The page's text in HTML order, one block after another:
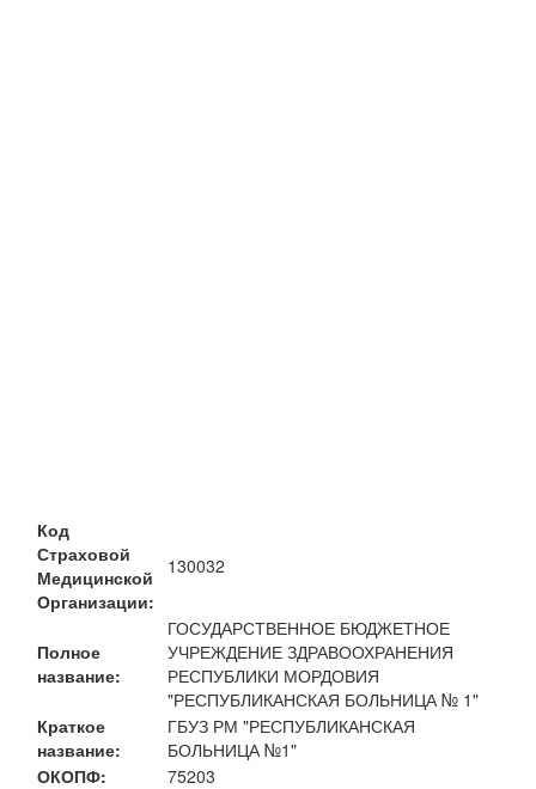
Код
Страховой
Медицинской
Организации:
130032
Полное
название:
ГОСУДАРСТВЕННОЕ БЮДЖЕТНОЕ
УЧРЕЖДЕНИЕ ЗДРАВООХРАНЕНИЯ
РЕСПУБЛИКИ МОРДОВИЯ
"РЕСПУБЛИКАНСКАЯ БОЛЬНИЦА № 1"
Краткое
название:
ГБУЗ РМ "РЕСПУБЛИКАНСКАЯ
БОЛЬНИЦА №1"
ОКОПФ:
75203